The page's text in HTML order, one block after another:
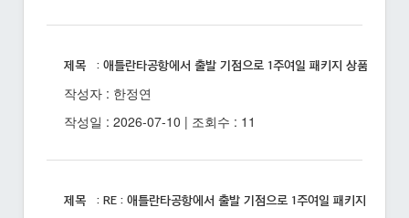
제목 : 애틀란타공항에서 출발 기점으로 1주여일 패키지 상품 있을까
작성자 : 한정연
작성일 : 2026-07-10 | 조회수 : 11
제목 : RE : 애틀란타공항에서 출발 기점으로 1주여일 패키지 상품 있